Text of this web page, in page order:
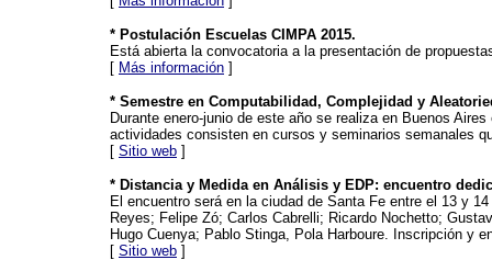
* Postulación Escuelas CIMPA 2015.
Está abierta la convocatoria a la presentación de
[ Más información ]
* Semestre en Computabilidad, Complejidad y
Durante enero-junio de este año se realiza en Buenos
actividades consisten en cursos y seminarios semanales
[ Sitio web ]
* Distancia y Medida en Análisis y EDP: encuentro
El encuentro será en la ciudad de Santa Fe entre el 13 y
Reyes; Felipe Zó; Carlos Cabrelli; Ricardo Nochetto;
Hugo Cuenya; Pablo Stinga, Pola Harboure. Inscripción y
[ Sitio web ]